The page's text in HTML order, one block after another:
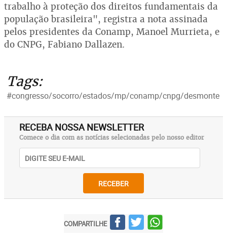
trabalho à proteção dos direitos fundamentais da
população brasileira", registra a nota assinada
pelos presidentes da Conamp, Manoel Murrieta, e
do CNPG, Fabiano Dallazen.
Tags:
#congresso/socorro/estados/mp/conamp/cnpg/desmonte
RECEBA NOSSA NEWSLETTER
Comece o dia com as notícias selecionadas pelo nosso editor
RECEBER
COMPARTILHE